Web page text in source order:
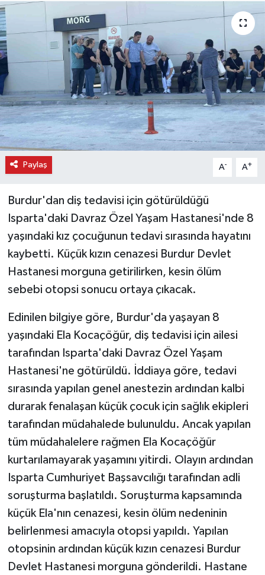
Paylaş A- A+
Burdur'dan diş tedavisi için götürüldüğü
Isparta'daki Davraz Özel Yaşam Hastanesi'nde 8
yaşındaki kız çocuğunun tedavi sırasında hayatını
kaybetti. Küçük kızın cenazesi Burdur Devlet
Hastanesi morguna getirilirken, kesin ölüm
sebebi otopsi sonucu ortaya çıkacak.
Edinilen bilgiye göre, Burdur'da yaşayan 8
yaşındaki Ela Kocaçöğür, diş tedavisi için ailesi
tarafından Isparta'daki Davraz Özel Yaşam
Hastanesi'ne götürüldü. İddiaya göre, tedavi
sırasında yapılan genel anestezin ardından kalbi
durarak fenalaşan küçük çocuk için sağlık ekipleri
tarafından müdahalede bulunuldu. Ancak yapılan
tüm müdahalelere rağmen Ela Kocaçöğür
kurtarılamayarak yaşamını yitirdi. Olayın ardından
Isparta Cumhuriyet Başsavcılığı tarafından adli
soruşturma başlatıldı. Soruşturma kapsamında
küçük Ela'nın cenazesi, kesin ölüm nedeninin
belirlenmesi amacıyla otopsi yapıldı. Yapılan
otopsinin ardından küçük kızın cenazesi Burdur
Devlet Hastanesi morguna gönderildi. Hastane